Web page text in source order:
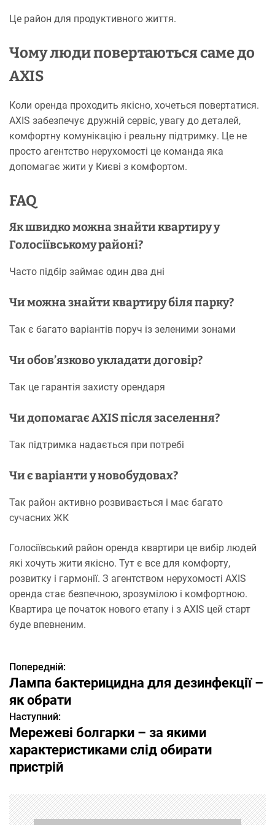
Це район для продуктивного життя.
Чому люди повертаються саме до
AXIS
Коли оренда проходить якісно, хочеться повертатися.
AXIS забезпечує дружній сервіс, увагу до деталей,
комфортну комунікацію і реальну підтримку. Це не
просто агентство нерухомості це команда яка
допомагає жити у Києві з комфортом.
FAQ
Як швидко можна знайти квартиру у
Голосіївському районі?
Часто підбір займає один два дні
Чи можна знайти квартиру біля парку?
Так є багато варіантів поруч із зеленими зонами
Чи обов’язково укладати договір?
Так це гарантія захисту орендаря
Чи допомагає AXIS після заселення?
Так підтримка надається при потребі
Чи є варіанти у новобудовах?
Так район активно розвивається і має багато
сучасних ЖК
Голосіївський район оренда квартири це вибір людей
які хочуть жити якісно. Тут є все для комфорту,
розвитку і гармонії. З агентством нерухомості AXIS
оренда стає безпечною, зрозумілою і комфортною.
Квартира це початок нового етапу і з AXIS цей старт
буде впевненим.
Н
а
в
і
г
а
Попередній:
Лампа бактерицидна для дезинфекції –
як обрати
Наступний:
Мережеві болгарки – за якими
характеристиками слід обирати
пристрій